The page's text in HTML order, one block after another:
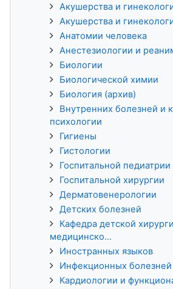
Акушерства и
Акушерства и
Анатомии человека
Анестезиологии и
Биологии
Биологической химии
Биология (архив)
Внутренних болезней и
психологии
Гигиены
Гистологии
Госпитальной педиатрии
Госпитальной хирургии
Дерматовенерологии
Детских болезней
Кафедра детской
медицинско...
Иностранных языков
Инфекционных болезней
Кардиологии и